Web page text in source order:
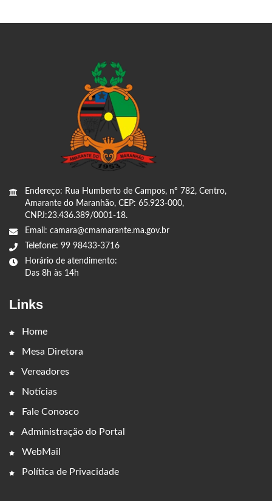
Endereço: Rua Humberto de Campos, nº 782, Centro,
Amarante do Maranhão, CEP: 65.923-000,
CNPJ:23.436.389/0001-18.
Email: camara@cmamarante.ma.gov.br
Telefone: 99 98433-3716
Horário de atendimento:
Das 8h às 14h
Links
Home
Mesa Diretora
Vereadores
Notícias
Fale Conosco
Administração do Portal
WebMail
Política de Privacidade